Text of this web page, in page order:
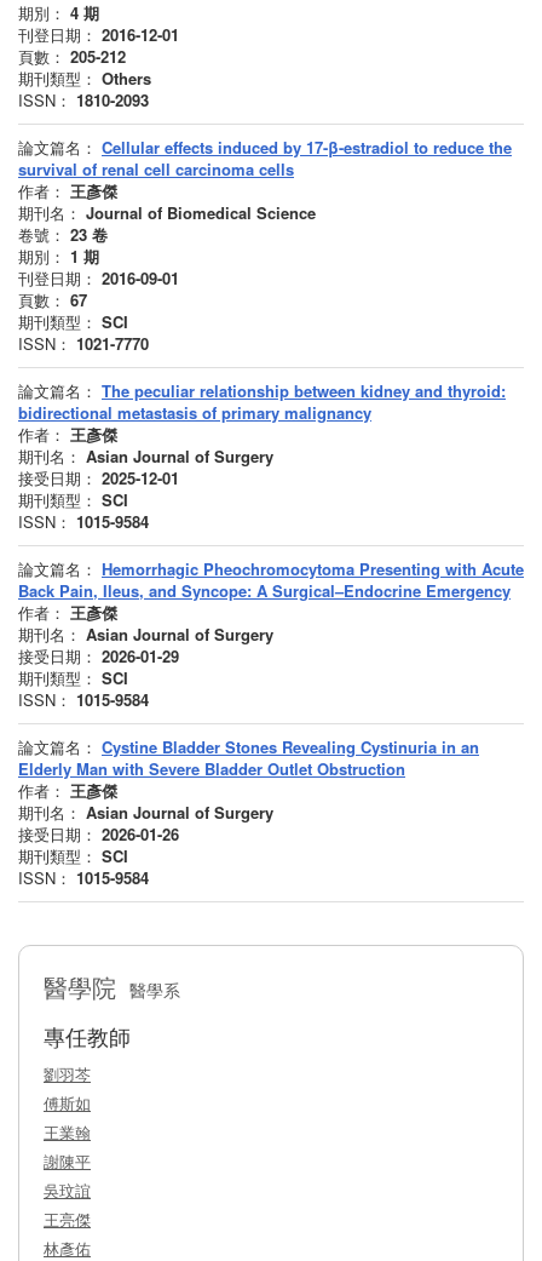
期別： 4 期
刊登日期： 2016-12-01
頁數： 205-212
期刊類型： Others
ISSN： 1810-2093
論文篇名： Cellular effects induced by 17-β-estradiol to reduce the
survival of renal cell carcinoma cells
作者： 王彥傑
期刊名： Journal of Biomedical Science
卷號： 23 卷
期別： 1 期
刊登日期： 2016-09-01
頁數： 67
期刊類型： SCI
ISSN： 1021-7770
論文篇名： The peculiar relationship between kidney and thyroid:
bidirectional metastasis of primary malignancy
作者： 王彥傑
期刊名： Asian Journal of Surgery
接受日期： 2025-12-01
期刊類型： SCI
ISSN： 1015-9584
論文篇名： Hemorrhagic Pheochromocytoma Presenting with Acute
Back Pain, Ileus, and Syncope: A Surgical–Endocrine Emergency
作者： 王彥傑
期刊名： Asian Journal of Surgery
接受日期： 2026-01-29
期刊類型： SCI
ISSN： 1015-9584
論文篇名： Cystine Bladder Stones Revealing Cystinuria in an
Elderly Man with Severe Bladder Outlet Obstruction
作者： 王彥傑
期刊名： Asian Journal of Surgery
接受日期： 2026-01-26
期刊類型： SCI
ISSN： 1015-9584
醫學院 醫學系
專任教師
劉羽芩
傅斯如
王業翰
謝陳平
吳玟誼
王亮傑
林彥佑